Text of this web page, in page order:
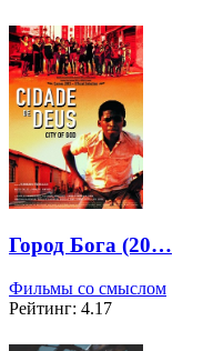
Город Бога (20…
Фильмы со смыслом
Рейтинг: 4.17